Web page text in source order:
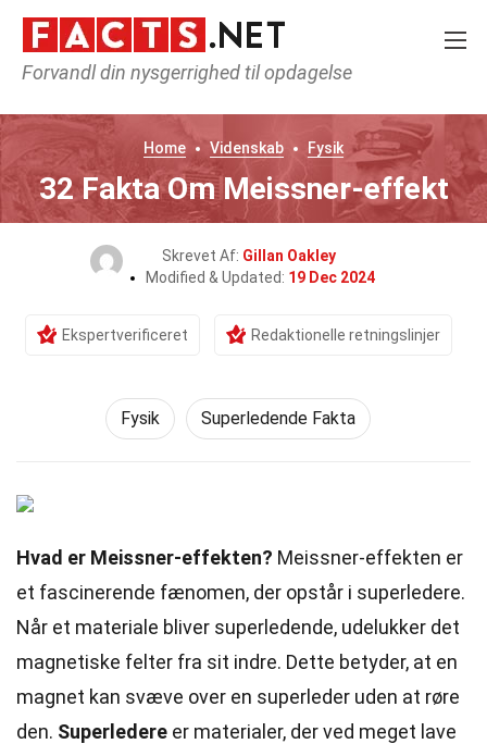
Forvandl din nysgerrighed til opdagelse
Home Videnskab Fysik
32 Fakta Om Meissner-effekt
Skrevet Af: Gillan Oakley
Modified & Updated: 19 Dec 2024
Ekspertverificeret Redaktionelle retningslinjer
Fysik Superledende Fakta
Hvad er Meissner-effekten? Meissner-effekten er
et fascinerende fænomen, der opstår i superledere.
Når et materiale bliver superledende, udelukker det
magnetiske felter fra sit indre. Dette betyder, at en
magnet kan svæve over en superleder uden at røre
den. Superledere er materialer, der ved meget lave